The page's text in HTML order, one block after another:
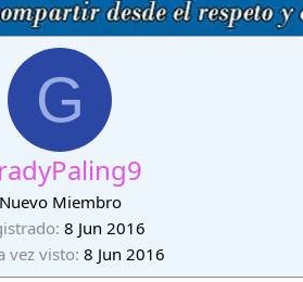
G
Nuevo Miembro
8 Jun 2016
vez visto 8 Jun 2016